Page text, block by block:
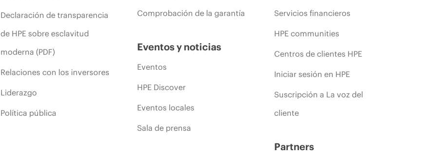
Declaración de transparencia
de HPE sobre esclavitud
moderna (PDF)
Relaciones con los inversores
Liderazgo
Política pública
Comprobación de la garantía
Eventos y noticias
Eventos
HPE Discover
Eventos locales
Sala de prensa
Servicios financieros
HPE communities
Centros de clientes HPE
Iniciar sesión en HPE
Suscripción a La voz del
cliente
Partners